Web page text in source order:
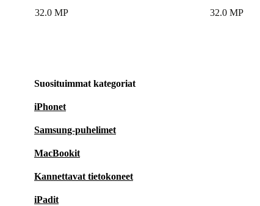
32.0 MP
32.0 MP
Suosituimmat kategoriat
iPhonet
Samsung-puhelimet
MacBookit
Kannettavat tietokoneet
iPadit